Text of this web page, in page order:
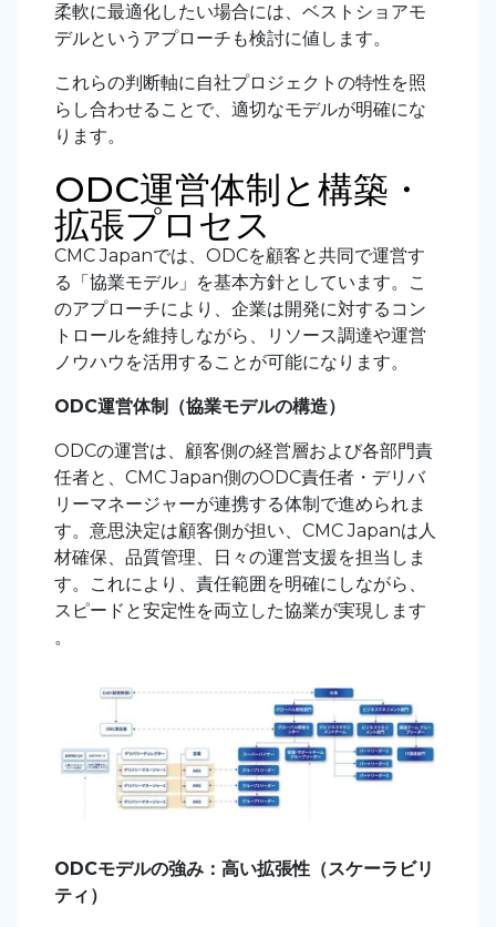
柔軟に最適化したい場合には、ベストショアモ
デルというアプローチも検討に値します。
これらの判断軸に自社プロジェクトの特性を照
らし合わせることで、適切なモデルが明確にな
ります。
ODC運営体制と構築・
拡張プロセス
CMC Japanでは、ODCを顧客と共同で運営す
る「協業モデル」を基本方針としています。こ
のアプローチにより、企業は開発に対するコン
トロールを維持しながら、リソース調達や運営
ノウハウを活用することが可能になります。
ODC運営体制（協業モデルの構造）
ODCの運営は、顧客側の経営層および各部門責
任者と、CMC Japan側のODC責任者・デリバ
リーマネージャーが連携する体制で進められま
す。意思決定は顧客側が担い、CMC Japanは人
材確保、品質管理、日々の運営支援を担当しま
す。これにより、責任範囲を明確にしながら、
スピードと安定性を両立した協業が実現します
。
ODCモデルの強み：高い拡張性（スケーラビリ
ティ）